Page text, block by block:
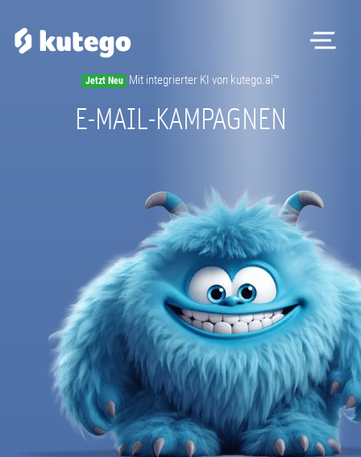
Jetzt Neu Mit integrierter KI von kutego.ai™
E-MAIL-KAMPAGNEN
Software
Hardware
Kontakt
Magazin
Registrieren
Beratungstermin
08004003055